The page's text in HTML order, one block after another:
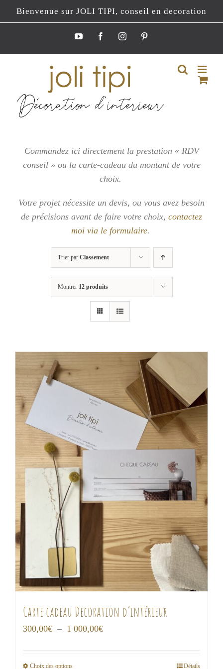
Passer
au
Bienvenue sur JOLI TIPI, conseil en decoration
YouTubeFacebookInstagramPinterest
Commandez ici directement la prestation « RDV
conseil » ou la carte-cadeau du montant de votre
choix.
Votre projet nécessite un devis, ou vous avez besoin
de précisions avant de faire votre choix, contactez
moi via le formulaire.
Trier par Classement
Montrer 12 produits
Carte cadeau Decoration d’intérieur
300,00€ – 1 000,00€Plage
Choix des options Détails